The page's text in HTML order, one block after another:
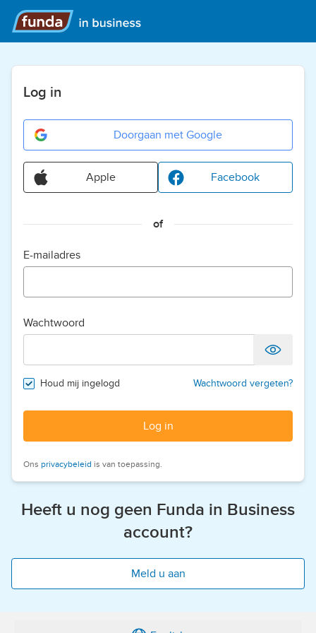
Log in
Doorgaan met Google
Apple Facebook
of
E-mailadres
Wachtwoord
Houd mij ingelogd Wachtwoord vergeten?
Log in
Ons privacybeleid is van toepassing.
Heeft u nog geen Funda in Business
account?
Meld u aan